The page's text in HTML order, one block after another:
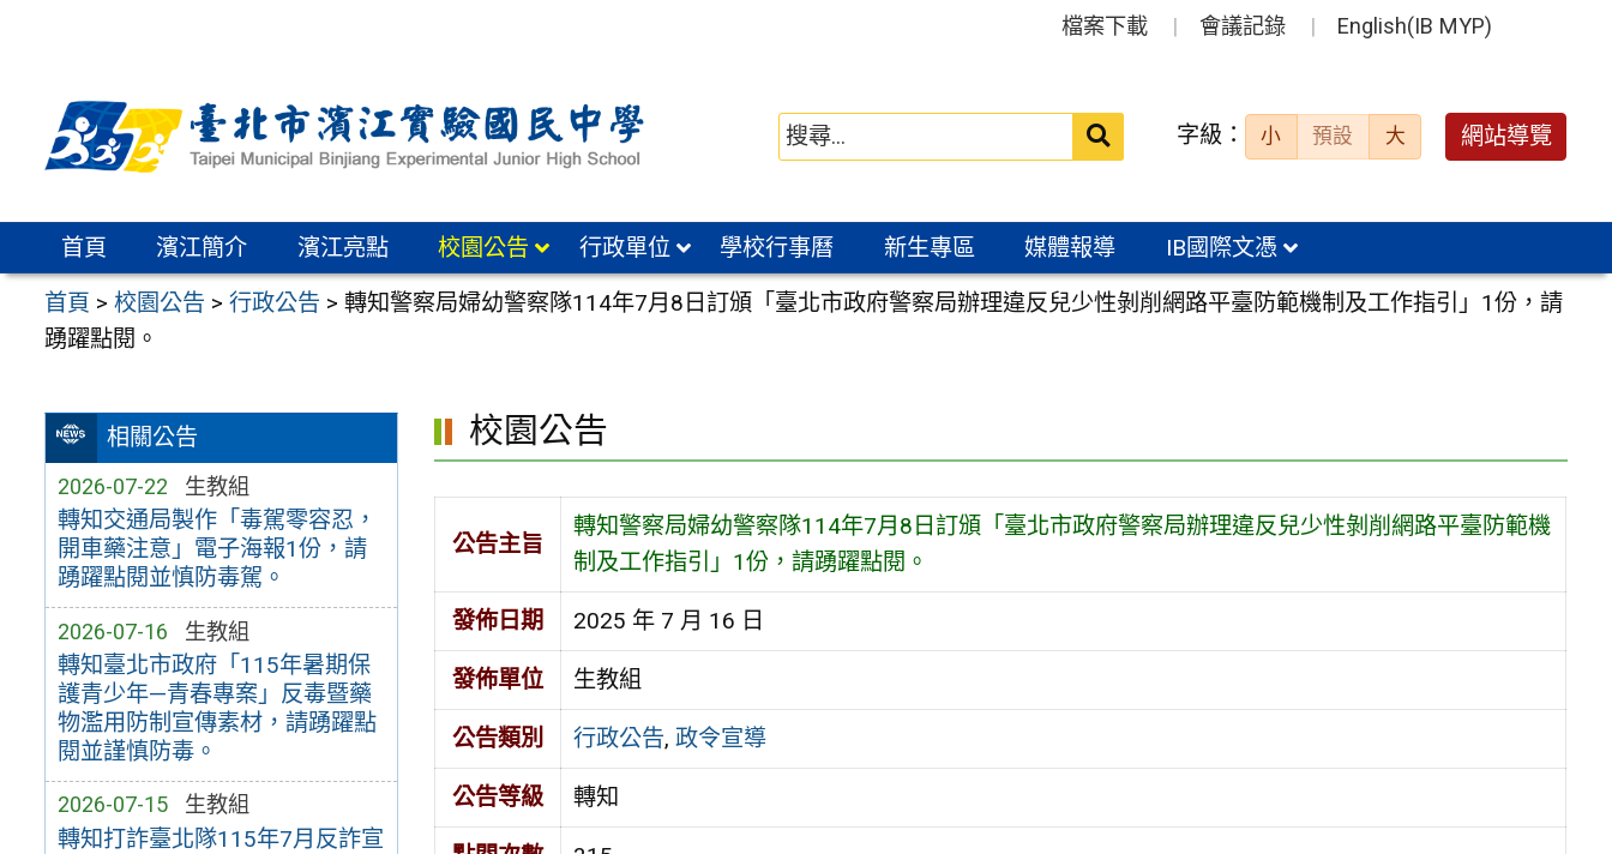
區
檔案下載 會議記錄 English(IB MYP)
送出 字級： 小 預設 大 網站導覽
首頁 濱江簡介 濱江亮點 校園公告 行政單位 學校行事曆 新生專區 媒體報導 IB國際文憑
首頁 >校園公告 >行政公告 >轉知警察局婦幼警察隊114年7月8日訂頒「臺北市政府警察局辦理違反兒少性剝削網路平臺防範機制及工作指引」1份，請
踴躍點閱。
相關公告
2026-07-22 生教組
轉知交通局製作「毒駕零容忍，
開車藥注意」電子海報1份，請
踴躍點閱並慎防毒駕。
2026-07-16 生教組
轉知臺北市政府「115年暑期保
護青少年—青春專案」反毒暨藥
物濫用防制宣傳素材，請踴躍點
閱並謹慎防毒。
2026-07-15 生教組
轉知打詐臺北隊115年7月反詐宣
校園公告
公告主旨
轉知警察局婦幼警察隊114年7月8日訂頒「臺北市政府警察局辦理違反兒少性剝削網路平臺防範機
制及工作指引」1份，請踴躍點閱。
發佈日期 2025 年 7 月 16 日
發佈單位 生教組
公告類別 行政公告, 政令宣導
公告等級 轉知